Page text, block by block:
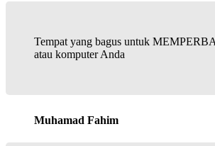
Tempat yang bagus untuk
atau komputer Anda
Muhamad Fahim